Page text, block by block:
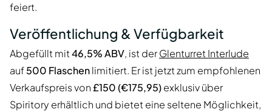
feiert.
Veröffentlichung & Verfügbarkeit
Abgefüllt mit46,5% ABV, ist derGlenturret Interlude
auf500 Flaschenlimitiert. Er ist jetzt zum empfohlenen
Verkaufspreis von£150 (€175,95)exklusiv über
Spiritory erhältlich und bietet eine seltene Möglichkeit,